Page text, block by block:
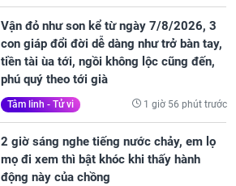
Vận đỏ như son kể từ ngày 7/8/2026, 3
con giáp đổi đời dễ dàng như trở bàn tay,
tiền tài ùa tới, ngồi không lộc cũng đến,
phú quý theo tới già
Tâm linh - Tử vi 1 giờ 56 phút trước
2 giờ sáng nghe tiếng nước chảy, em lọ
mọ đi xem thì bật khóc khi thấy hành
động này của chồng